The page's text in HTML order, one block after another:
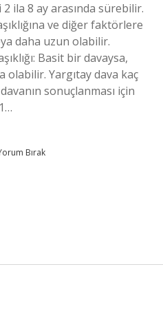
ila 8 ay arasında sürebilir.
ve diğer faktörlere
daha uzun olabilir.
Basit bir davaysa,
olabilir. Yargıtay dava kaç
sonuçlanması için
Bırak